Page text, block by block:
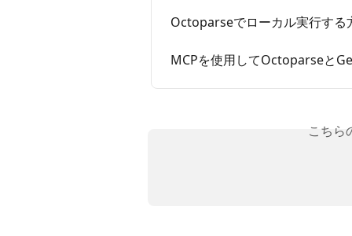
Octoparseでローカル実行する
MCPを使用してOctoparseと
こちら